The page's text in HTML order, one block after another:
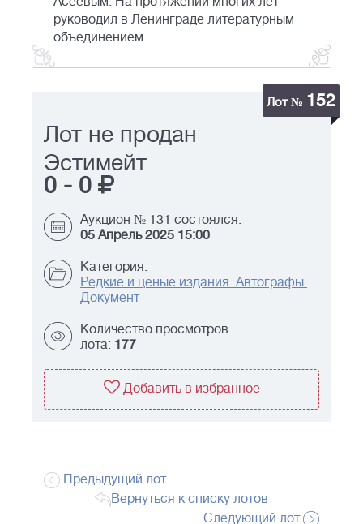
руководил в Ленинграде литературным
объединением.
Лот № 152
Лот не продан
Эстимейт
0 - 0
Аукцион № 131 состоялся:
05 Апрель 2025 15:00
Категория:
Редкие и ценые издания. Автографы.
Документ
Количество просмотров
лота: 177
Добавить в избранное
Предыдущий лот
Вернуться к списку лотов
Следующий лот